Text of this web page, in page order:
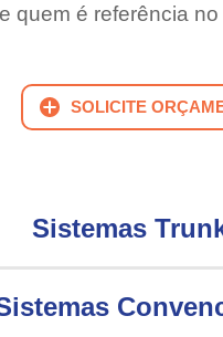
quem é referência
SOLICITE
Sistemas